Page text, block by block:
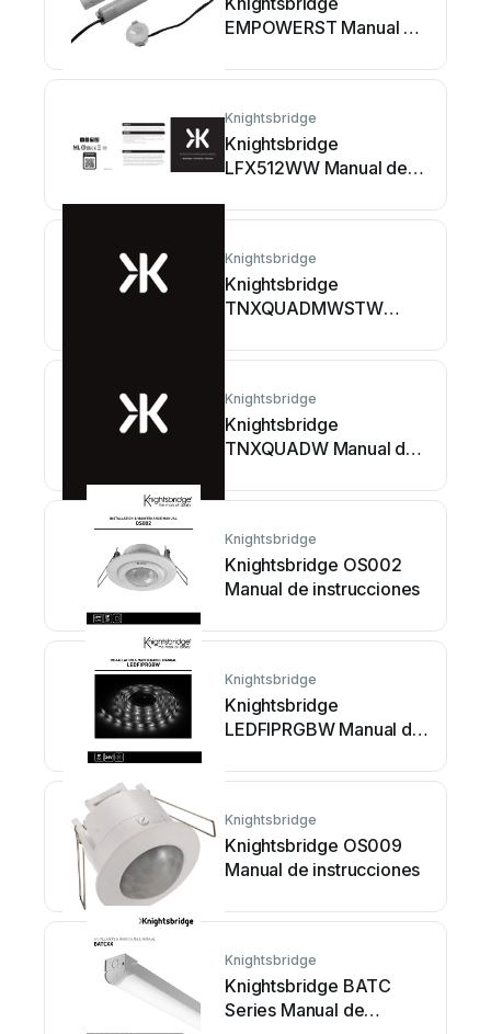
EMPOWERST Manual de
Knightsbridge
Knightsbridge
LFX512WW Manual de
Knightsbridge
Knightsbridge
TNXQUADMWSTW
Knightsbridge
Knightsbridge
TNXQUADW Manual de
Knightsbridge
Knightsbridge OS002
Manual de instrucciones
Knightsbridge
Knightsbridge
LEDFIPRGBW Manual de
Knightsbridge
Knightsbridge OS009
Manual de instrucciones
Knightsbridge
Knightsbridge BATC
Series Manual de